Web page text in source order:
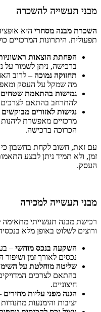
מבני תעשייה להשכרה
השכרת מבנה מסחרי היא
תפעולית. היתרונות המרכזיים
הפחתת הוצאות
ברכישה, ניתן לשמור על
תחזוקה נמוכה – לרוב
מה שמקל על העסק
גמישות בהתאמת שטחים
להתרחב בהתאם
נגישות לאזורים מבוקשים
מרכזיים מאפשרת
הכרוכה ברכישה.
עם זאת, חשוב לקחת בחשבון כי
זמן, ולא תמיד ניתן לבצע
העסק.
מבני תעשייה למכירה
רכישת מבנה תעשייתי מתאימה
ורוצים לשלוט באופן מלא
השקעה בנכס מוחשי –
נכסים לאורך זמן
שליטה מוחלטת על
בהתאם לצרכים
חיצוניים.
הגנה מפני עליות מחירים
יציבות והימנעות